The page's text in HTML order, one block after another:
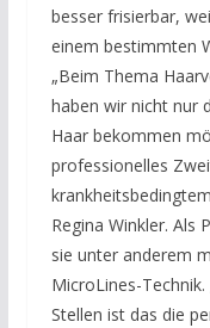
besser frisierbar,
einem bestimmten
„Beim Thema
haben wir nicht nur
Haar bekommen
professionelles
Regina Winkler. Als
sie unter anderem
MicroLines-
Stellen ist das die